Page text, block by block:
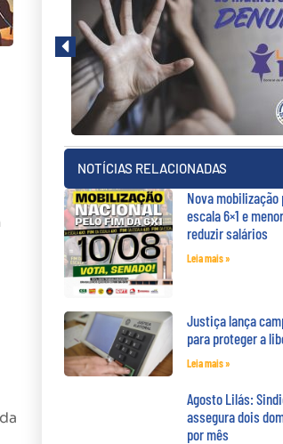
NOTÍCIAS RELACIONADAS
Nova mobilização
escala 6×1 e
reduzir salários
Leia mais »
Justiça lança
para proteger a
Leia mais »
Agosto Lilás:
assegura dois
por mês